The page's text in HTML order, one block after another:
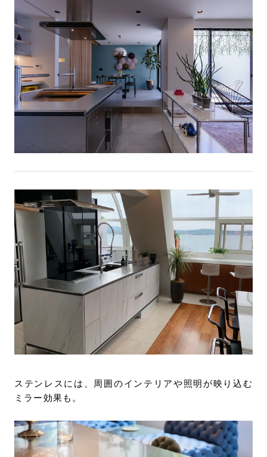
ステンレスには、周囲のインテリアや照明が映り込む
ミラー効果も。